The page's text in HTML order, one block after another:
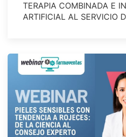
TERAPIA COMBINADA E
ARTIFICIAL AL SERVICIO